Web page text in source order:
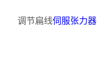
调节扁线伺服张力器